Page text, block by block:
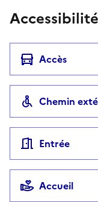
Accès
Chemin
Entrée
Accueil